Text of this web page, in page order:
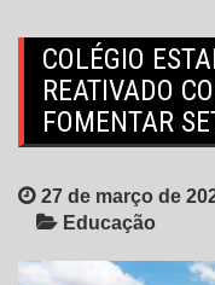
COLÉGIO
REATIVADO
FOMENTAR
27 de março de
Educação